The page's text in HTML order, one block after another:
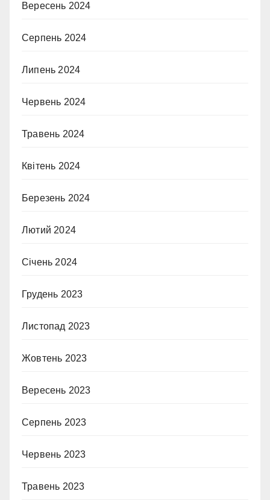
Вересень 2024
Серпень 2024
Липень 2024
Червень 2024
Травень 2024
Квітень 2024
Березень 2024
Лютий 2024
Січень 2024
Грудень 2023
Листопад 2023
Жовтень 2023
Вересень 2023
Серпень 2023
Червень 2023
Травень 2023